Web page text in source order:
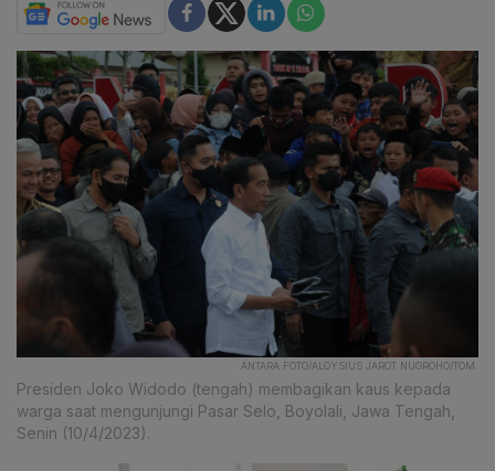
ANTARA FOTO/ALOYSIUS JAROT NUGROHO/TOM.
Presiden Joko Widodo (tengah) membagikan kaus kepada
warga saat mengunjungi Pasar Selo, Boyolali, Jawa Tengah,
Senin (10/4/2023).